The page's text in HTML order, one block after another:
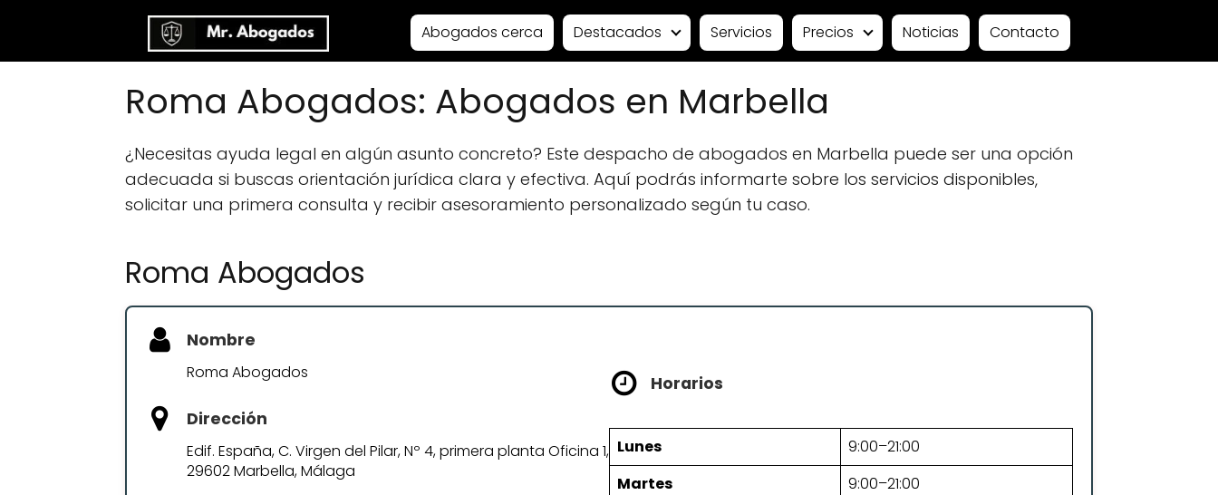
Abogados cerca Destacados Servicios Precios Noticias Contacto
Roma Abogados: Abogados en Marbella
¿Necesitas ayuda legal en algún asunto concreto? Este despacho de abogados en Marbella puede ser una opción
adecuada si buscas orientación jurídica clara y efectiva. Aquí podrás informarte sobre los servicios disponibles,
solicitar una primera consulta y recibir asesoramiento personalizado según tu caso.
Roma Abogados
Nombre
Roma Abogados
Dirección
Edif. España, C. Virgen del Pilar, Nº 4, primera planta Oficina 1,
29602 Marbella, Málaga
Horarios
Lunes
9:00–21:00
Martes
9:00–21:00